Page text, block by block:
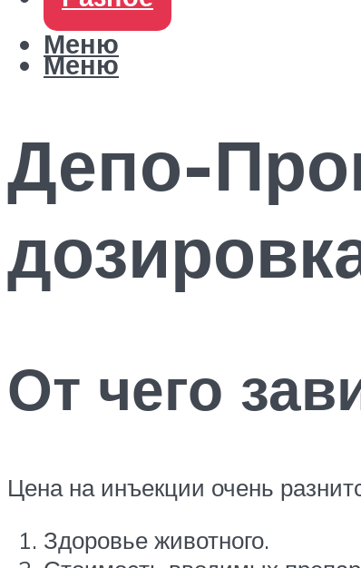
Меню
Меню
Депо-
От чего
Цена на инъекции очень
Здоровье животного.